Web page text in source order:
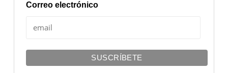
Correo electrónico